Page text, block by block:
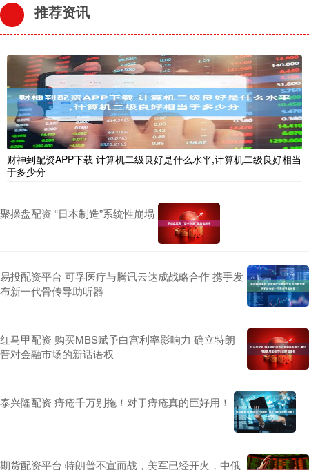
推荐资讯
财神到配资APP下载 计算机二级良好是什么水平,计算机二级良好相当
于多少分
聚操盘配资 “日本制造”系统性崩塌
易投配资平台 可孚医疗与腾讯云达成战略合作 携手发
布新一代骨传导助听器
红马甲配资 购买MBS赋予白宫利率影响力 确立特朗
普对金融市场的新话语权
泰兴隆配资 痔疮千万别拖！对于痔疮真的巨好用！
期货配资平台 特朗普不宣而战，美军已经开火，中俄